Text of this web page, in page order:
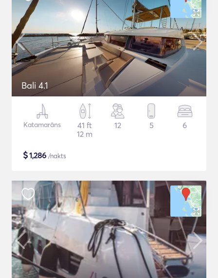
Bali 4.1
Katamarāns
41 ft
12 m
12 5 6
$1,286 /nakts